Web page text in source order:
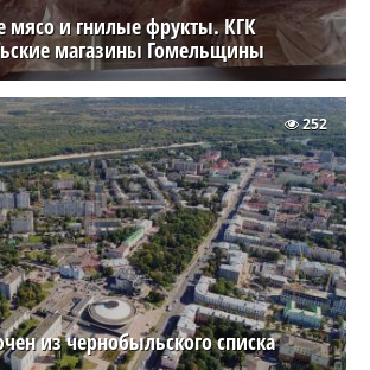
мясо и гнилые фрукты. КГК
магазины Гомельщины
из чернобыльского списка
252